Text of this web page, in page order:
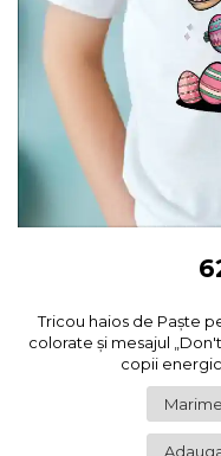
Body bebelusi
Perne personalizate
Plusuri personalizate
Agende personalizate
Etichete pentru sticla
Cadouri Personalizate
Sorturi Personalizate
Cadouri pentru Doctori
Cadouri Pensionare
Cadouri Profesori
Tricou haios de Paște
colorate și mesajul
copii